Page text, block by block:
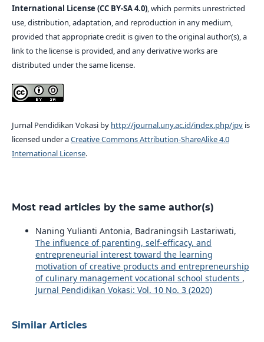
International License (CC BY-SA 4.0), which permits unrestricted
use, distribution, adaptation, and reproduction in any medium,
provided that appropriate credit is given to the original author(s), a
link to the license is provided, and any derivative works are
distributed under the same license.
Jurnal Pendidikan Vokasi by http://journal.uny.ac.id/index.php/jpvis
licensed under aCreative Commons Attribution-ShareAlike 4.0
International License.
Most read articles by the same author(s)
Naning Yulianti Antonia, Badraningsih Lastariwati,
The influence of parenting, self-efficacy, and
entrepreneurial interest toward the learning
motivation of creative products and entrepreneurship
of culinary management vocational school students ,
Jurnal Pendidikan Vokasi: Vol. 10 No. 3 (2020)
Similar Articles